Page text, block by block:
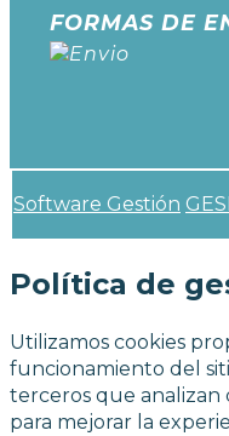
FORMAS DE
Software Gestión
Política de
Utilizamos cookies
funcionamiento del
terceros que analizan
para mejorar la